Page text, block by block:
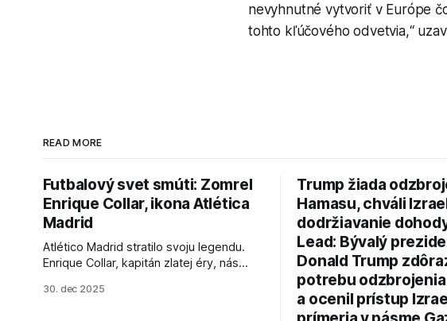
nevyhnutné vytvoriť v Európe
tohto kľúčového odvetvia,“
READ MORE
Futbalový svet smúti: Zomrel
Enrique Collar, ikona Atlética
Madrid
Atlético Madrid stratilo svoju legendu.
Enrique Collar, kapitán zlatej éry, nás
jeho úspechy a odkaz.
30. dec 2025
Trump žiada
Hamasu, chváli
dodržiavanie
Lead: Bývalý
Donald Trump
potrebu odzbrojenia
a ocenil prístup